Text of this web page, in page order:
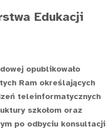
Edukacji
opublikowało
Ram określających
teleinformatycznych
szkołom oraz
po odbyciu konsultacji